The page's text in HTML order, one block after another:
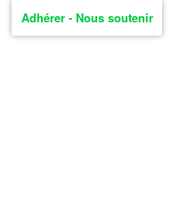
Adhérer - Nous soutenir